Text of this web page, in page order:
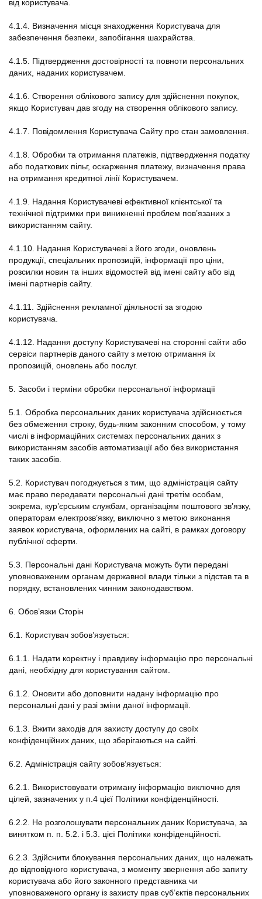
від користувача.
4.1.4. Визначення місця знаходження Користувача для
забезпечення безпеки, запобігання шахрайства.
4.1.5. Підтвердження достовірності та повноти персональних
даних, наданих користувачем.
4.1.6. Створення облікового запису для здійснення покупок,
якщо Користувач дав згоду на створення облікового запису.
4.1.7. Повідомлення Користувача Сайту про стан замовлення.
4.1.8. Обробки та отримання платежів, підтвердження податку
або податкових пільг, оскарження платежу, визначення права
на отримання кредитної лінії Користувачем.
4.1.9. Надання Користувачеві ефективної клієнтської та
технічної підтримки при виникненні проблем пов’язаних з
використанням сайту.
4.1.10. Надання Користувачеві з його згоди, оновлень
продукції, спеціальних пропозицій, інформації про ціни,
розсилки новин та інших відомостей від імені сайту або від
імені партнерів сайту.
4.1.11. Здійснення рекламної діяльності за згодою
користувача.
4.1.12. Надання доступу Користувачеві на сторонні сайти або
сервіси партнерів даного сайту з метою отримання їх
пропозицій, оновлень або послуг.
5. Засоби і терміни обробки персональної інформації
5.1. Обробка персональних даних користувача здійснюється
без обмеження строку, будь-яким законним способом, у тому
числі в інформаційних системах персональних даних з
використанням засобів автоматизації або без використання
таких засобів.
5.2. Користувач погоджується з тим, що адміністрація сайту
має право передавати персональні дані третім особам,
зокрема, кур’єрським службам, організаціям поштового зв’язку,
операторам електрозв’язку, виключно з метою виконання
заявок користувача, оформлених на сайті, в рамках договору
публічної оферти.
5.3. Персональні дані Користувача можуть бути передані
уповноваженим органам державної влади тільки з підстав та в
порядку, встановлених чинним законодавством.
6. Обов’язки Сторін
6.1. Користувач зобов’язується:
6.1.1. Надати коректну і правдиву інформацію про персональні
дані, необхідну для користування сайтом.
6.1.2. Оновити або доповнити надану інформацію про
персональні дані у разі зміни даної інформації.
6.1.3. Вжити заходів для захисту доступу до своїх
конфіденційних даних, що зберігаються на сайті.
6.2. Адміністрація сайту зобов’язується:
6.2.1. Використовувати отриману інформацію виключно для
цілей, зазначених у п.4 цієї Політики конфіденційності.
6.2.2. Не розголошувати персональних даних Користувача, за
винятком п. п. 5.2. і 5.3. цієї Політики конфіденційності.
6.2.3. Здійснити блокування персональних даних, що належать
до відповідного користувача, з моменту звернення або запиту
користувача або його законного представника чи
уповноваженого органу із захисту прав суб’єктів персональних